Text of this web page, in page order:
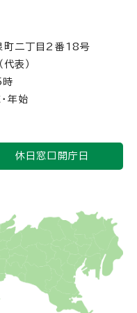
二丁目2番18号
表）
時
年始
休日窓口開庁日